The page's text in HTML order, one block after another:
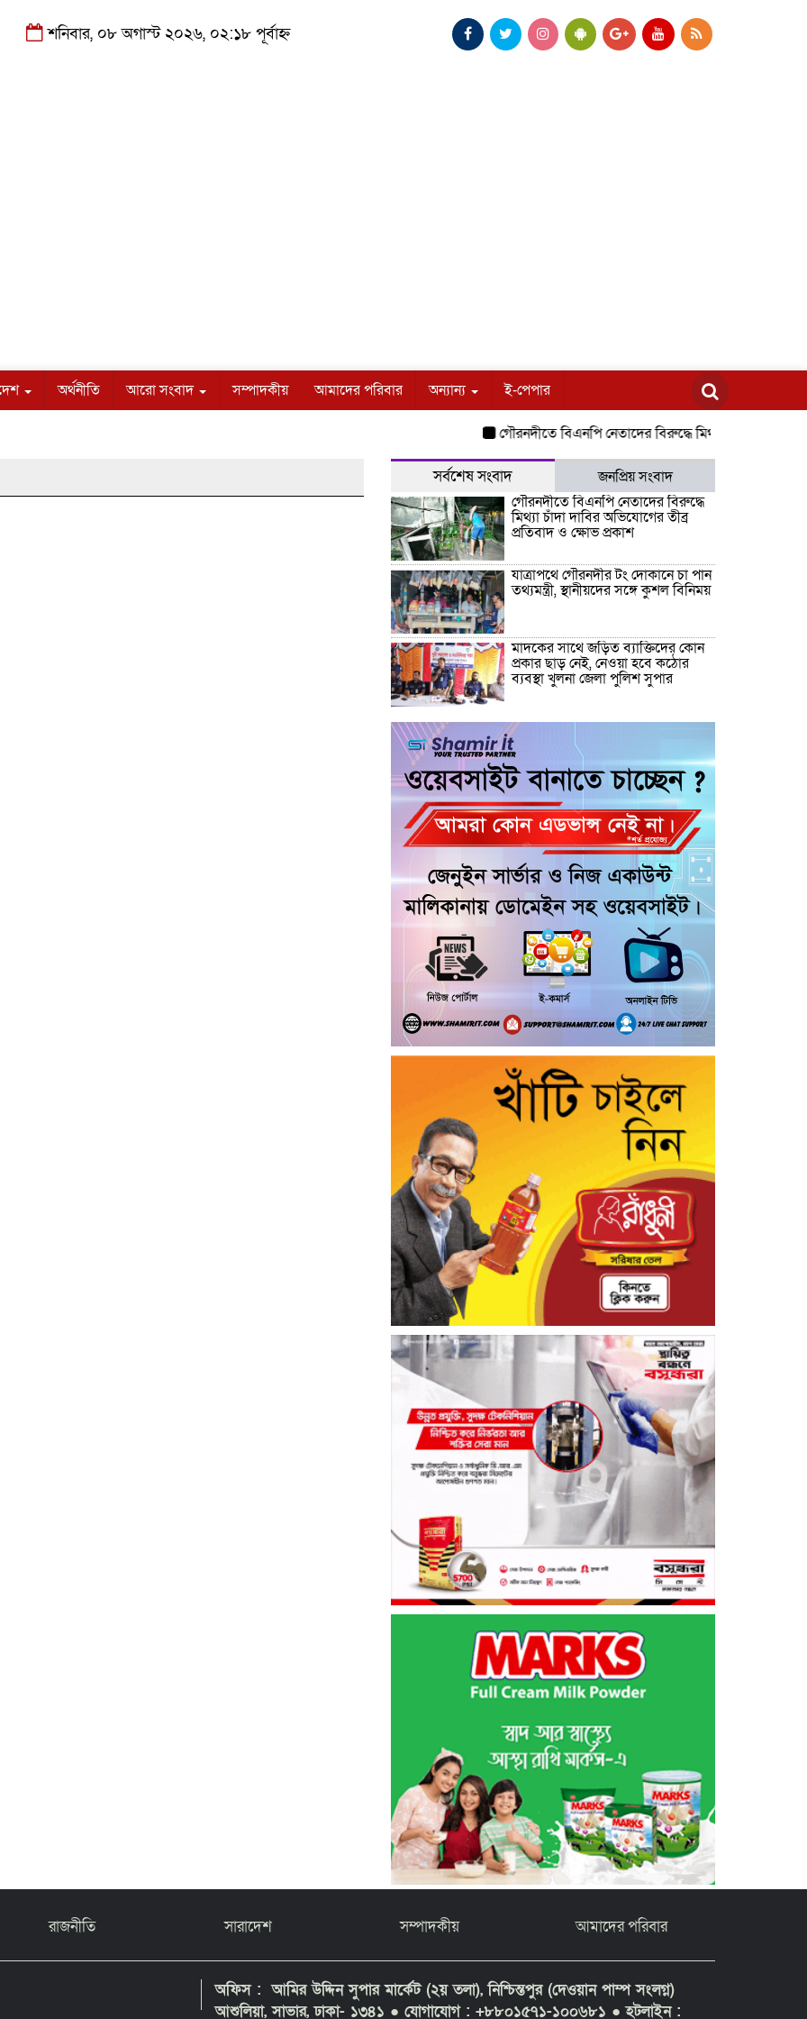
শনিবার, ০৮ অগাস্ট ২০২৬, ০২:১৮ পূর্বাহ্ন
অর্থনীতি আরো সংবাদ সম্পাদকীয় আমাদের পরিবার অন্যান্য ই-পেপার
গৌরনদীতে বিএনপি নেতাদের বিরুদ্ধে মিথ্যা চাঁদা দাবির
সর্বশেষ সংবাদ
জনপ্রিয় সংবাদ
গৌরনদীতে বিএনপি নেতাদের বিরুদ্ধে
মিথ্যা চাঁদা দাবির অভিযোগের তীব্র
প্রতিবাদ ও ক্ষোভ প্রকাশ
যাত্রাপথে গৌরনদীর টং দোকানে চা পান
তথ্যমন্ত্রী, স্থানীয়দের সঙ্গে কুশল বিনিময়
মাদকের সাথে জড়িত ব্যাক্তিদের কোন
প্রকার ছাড় নেই, নেওয়া হবে কঠোর
ব্যবস্থা খুলনা জেলা পুলিশ সুপার
“জুলাই কোন দল বা গোষ্টীর নয়, এটি
সমগ্র জাতির ” অ্যাডভোকেট জালাল
উদ্দিন এমপি
ধামরাইয়ে ট্রাক চাপায় মোটরসাইকেল
আরোহী পশু চিকিৎসক নিহত, আহত ৩
কয়রায় জুলাই ছাত্র গণঅভ্যুত্থানের ২য়
বার্ষিকী উপলক্ষে জামায়াতের দোয়া ও
গণমিছিল
জুলাই গণ-অভ্যুত্থান দিবসের অনুষ্ঠানে
গণঅধিকার পরিষদের নেতাকে হেনস্থার
অভিযোগ
গৌরনদীতে নিরাপদ অভিবাসন ও
দক্ষতা উন্নয়ন শীর্ষক সেমিনার অনুষ্ঠিত,
আশুলিয়ার বাইপাইল পাইকারি কাঁচা
বাজারে চেয়ারম্যান প্রার্থী ইসরাফিল
হোসেনের নির্বাচনী প্রচারণা
আশুলিয়ার কাঠগড়া নয়াপাড়ায় কথিত
মাদক ব্যবসার অভিযোগ, পুলিশের
হস্তক্ষেপ কামনা এলাকাবাসীর
রাজনীতি সারাদেশ সম্পাদকীয় আমাদের পরিবার
অফিস : আমির উদ্দিন সুপার মার্কেট (২য় তলা), নিশ্চিন্তপুর (দেওয়ান পাম্প সংলগ্ন)
আশুলিয়া, সাভার, ঢাকা- ১৩৪১ ● যোগাযোগ : +৮৮০১৫৭১-১০০৬৮১ ● হটলাইন :